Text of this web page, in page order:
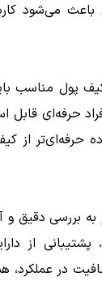
می‌شود
پول مناسب
حرفه‌ای قابل
حرفه‌ای‌تر از
بررسی دقیق و
پشتیبانی از
در عملکرد،